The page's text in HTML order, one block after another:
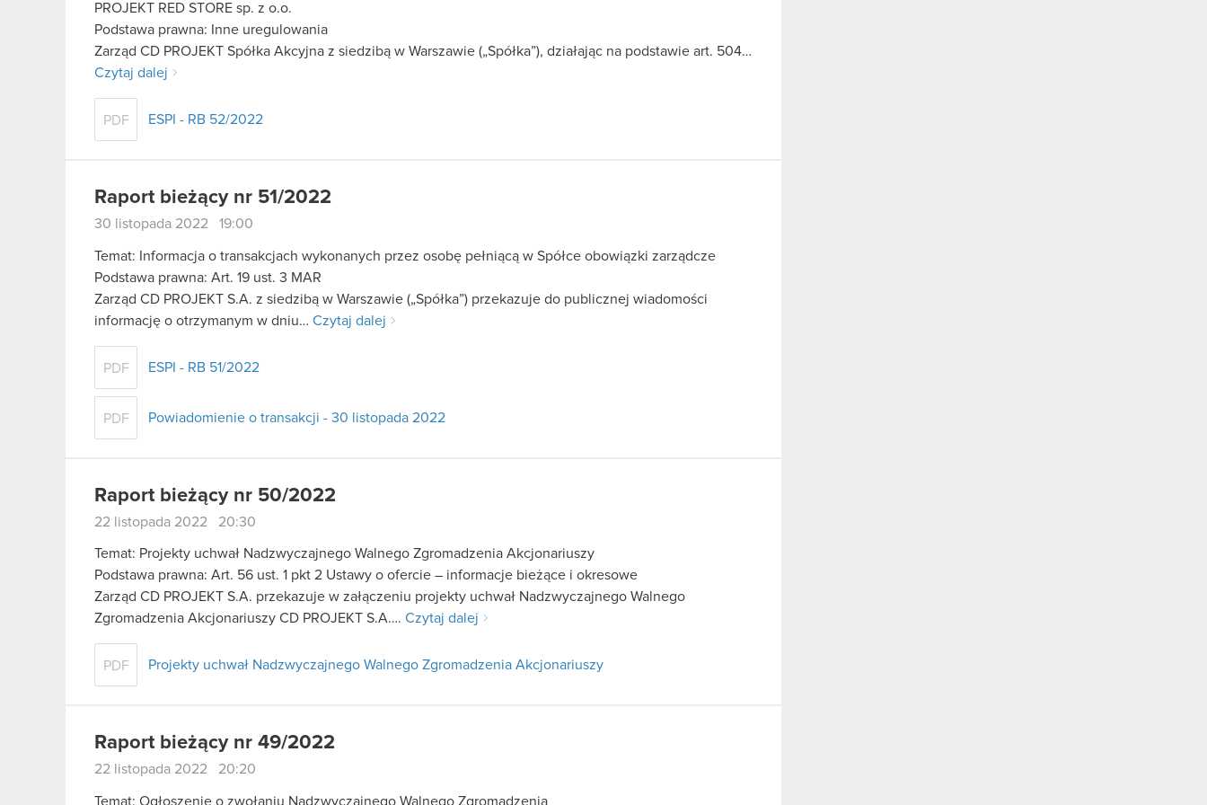
PROJEKT RED STORE sp. z o.o.
Podstawa prawna: Inne uregulowania
Zarząd CD PROJEKT Spółka Akcyjna z siedzibą w Warszawie („Spółka”), działając na podstawie art. 504…
Czytaj dalej
PDF ESPI - RB 52/2022
Raport bieżący nr 51/2022
30 listopada 2022 19:00
Temat: Informacja o transakcjach wykonanych przez osobę pełniącą w Spółce obowiązki zarządcze
Podstawa prawna: Art. 19 ust. 3 MAR
Zarząd CD PROJEKT S.A. z siedzibą w Warszawie („Spółka”) przekazuje do publicznej wiadomości
informację o otrzymanym w dniu… Czytaj dalej
PDF ESPI - RB 51/2022
PDF Powiadomienie o transakcji - 30 listopada 2022
Raport bieżący nr 50/2022
22 listopada 2022 20:30
Temat: Projekty uchwał Nadzwyczajnego Walnego Zgromadzenia Akcjonariuszy
Podstawa prawna: Art. 56 ust. 1 pkt 2 Ustawy o ofercie – informacje bieżące i okresowe
Zarząd CD PROJEKT S.A. przekazuje w załączeniu projekty uchwał Nadzwyczajnego Walnego
Zgromadzenia Akcjonariuszy CD PROJEKT S.A…. Czytaj dalej
PDF Projekty uchwał Nadzwyczajnego Walnego Zgromadzenia Akcjonariuszy
Raport bieżący nr 49/2022
22 listopada 2022 20:20
Temat: Ogłoszenie o zwołaniu Nadzwyczajnego Walnego Zgromadzenia